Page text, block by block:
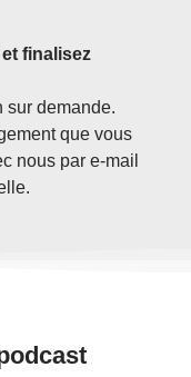
finalisez
sur demande.
que vous
nous par e-mail